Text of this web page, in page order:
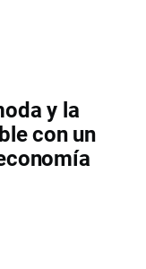
y la
con un